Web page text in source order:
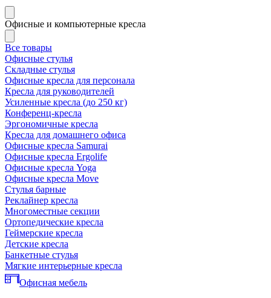
Офисные и компьютерные кресла
Все товары
Офисные стулья
Складные стулья
Офисные кресла для персонала
Кресла для руководителей
Усиленные кресла (до 250 кг)
Конференц-кресла
Эргономичные кресла
Кресла для домашнего офиса
Офисные кресла Samurai
Офисные кресла Ergolife
Офисные кресла Yoga
Офисные кресла Move
Стулья барные
Реклайнер кресла
Многоместные секции
Ортопедические кресла
Геймерские кресла
Детские кресла
Банкетные стулья
Мягкие интерьерные кресла
Офисная мебель